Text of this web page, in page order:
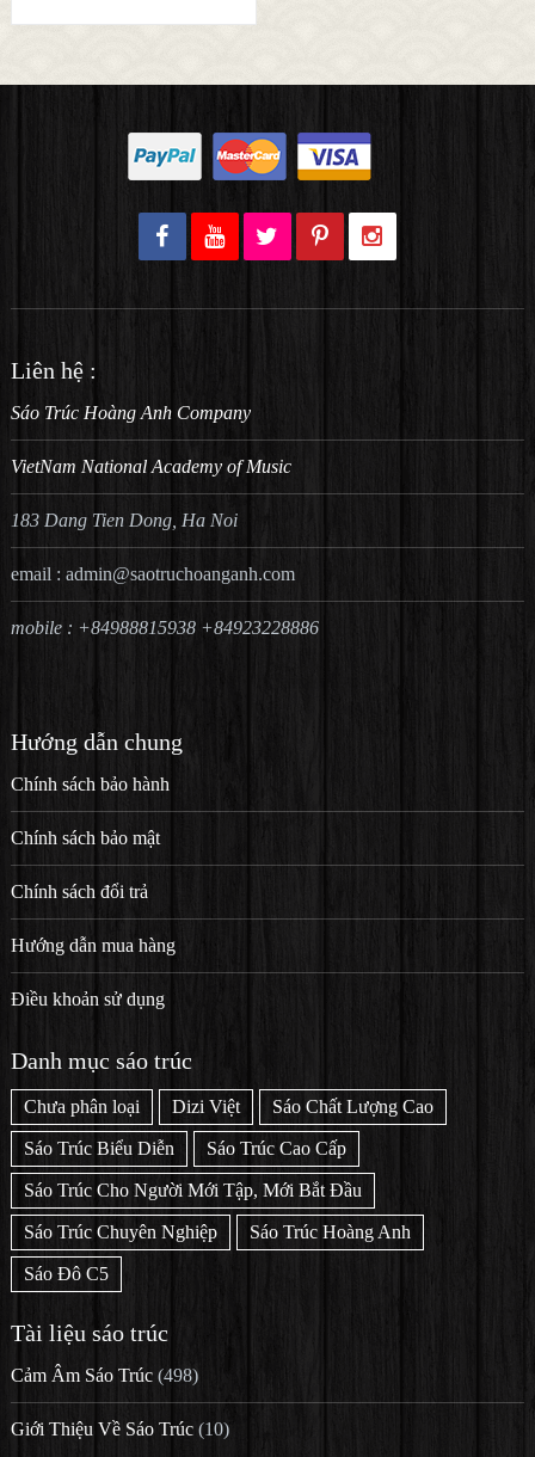
Liên hệ :
Sáo Trúc Hoàng Anh Company
VietNam National Academy of Music
183 Dang Tien Dong, Ha Noi
email : admin@saotruchoanganh.com
mobile : +84988815938 +84923228886
Hướng dẫn chung
Chính sách bảo hành
Chính sách bảo mật
Chính sách đổi trả
Hướng dẫn mua hàng
Điều khoản sử dụng
Danh mục sáo trúc
Chưa phân loại Dizi Việt Sáo Chất Lượng Cao
Sáo Trúc Biểu Diễn Sáo Trúc Cao Cấp
Sáo Trúc Cho Người Mới Tập, Mới Bắt Đầu
Sáo Trúc Chuyên Nghiệp Sáo Trúc Hoàng Anh
Sáo Đô C5
Tài liệu sáo trúc
Cảm Âm Sáo Trúc(498)
Giới Thiệu Về Sáo Trúc(10)